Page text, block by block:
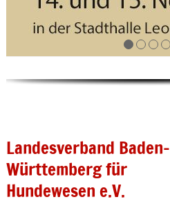
Landesverband Baden-
Württemberg für
Hundewesen e.V.